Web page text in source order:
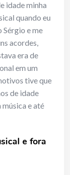
idade minha
quando eu
e me
acordes,
era de
em um
tive que
de idade
e até
e fora